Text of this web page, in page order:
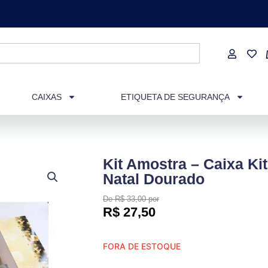
CAIXAS ETIQUETA DE SEGURANÇA
Kit Amostra – Caixa
Natal Dourado
De R$ 33,00 por
R$ 27,50
FORA DE ESTOQUE